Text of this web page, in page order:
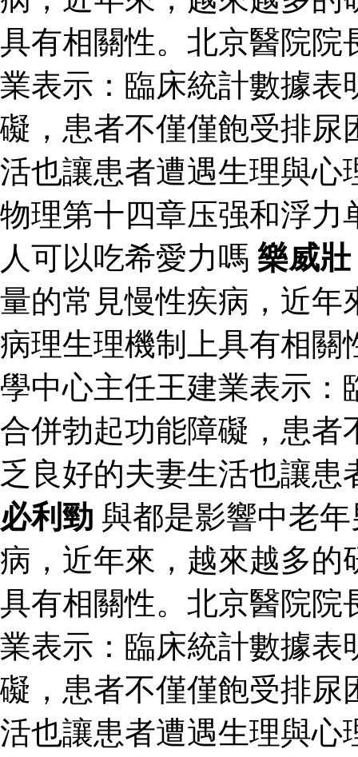
具有相關性。北京醫院院
業表示：臨床統計數據表
礙，患者不僅僅飽受排尿
活也讓患者遭遇生理與
物理第十四章压强和浮
人可以吃希愛力嗎 樂威壯
量的常見慢性疾病，近年
病理生理機制上具有相關
學中心主任王建業表示：
合併勃起功能障礙，患者
乏良好的夫妻生活也讓
必利勁 與都是影響中老
病，近年來，越來越多的
具有相關性。北京醫院院
業表示：臨床統計數據表
礙，患者不僅僅飽受排尿
活也讓患者遭遇生理與心